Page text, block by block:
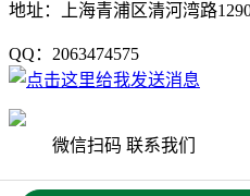
地址：上海青浦区清河湾路
QQ：2063474575
微信扫码 联系我们
Copyright © 2020 上海杨艺园